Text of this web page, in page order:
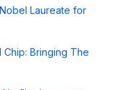
Laureate for
Chip: Bringing The